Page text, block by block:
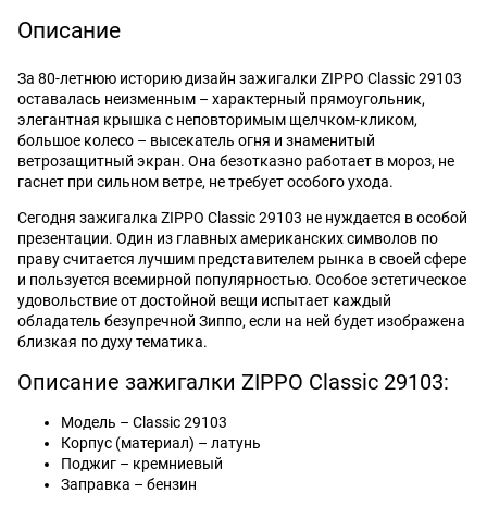
Описание
За 80-летнюю историю дизайн зажигалки ZIPPO Classic 29103
оставалась неизменным – характерный прямоугольник,
элегантная крышка с неповторимым щелчком-кликом,
большое колесо – высекатель огня и знаменитый
ветрозащитный экран. Она безотказно работает в мороз, не
гаснет при сильном ветре, не требует особого ухода.
Сегодня зажигалка ZIPPO Classic 29103 не нуждается в особой
презентации. Один из главных американских символов по
праву считается лучшим представителем рынка в своей сфере
и пользуется всемирной популярностью. Особое эстетическое
удовольствие от достойной вещи испытает каждый
обладатель безупречной Зиппо, если на ней будет изображена
близкая по духу тематика.
Описание зажигалки ZIPPO Classic 29103:
Модель – Classic 29103
Корпус (материал) – латунь
Поджиг – кремниевый
Заправка – бензин